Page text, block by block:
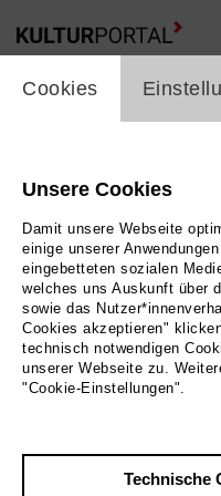
cookie_layer
Cookies
Unsere Cookies
Damit unsere Webseite
einige unserer
eingebetteten sozialen
welches uns Auskunft über
sowie das
Cookies akzeptieren"
technisch notwendigen
unserer Webseite zu.
"Cookie-Einstellungen".
Technische